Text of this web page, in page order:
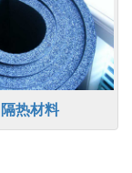
隔热材料